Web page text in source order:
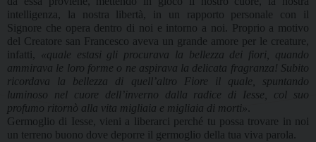
intelligenza, la nostra libertà, in un rapporto personale con il
Signore che opera dentro di noi e intorno a noi. Proprio a motivo
del Creatore san Francesco aveva un grande amore per le creature,
infatti, «quale estasi gli procurava la bellezza dei fiori, quando
ammirava le loro forme o ne aspirava la delicata fragranza! Subito
ricordava la bellezza di quell’altro Fiore il quale, spuntando
luminoso nel cuore dell’inverno dalla radice di Iesse, col suo
profumo ritornò alla vita migliaia e migliaia di morti»
Germoglio di Iesse, vieni a liberarci perché tu possa trovare in noi
un terreno buono dove deporre il germoglio della tua viva parola.